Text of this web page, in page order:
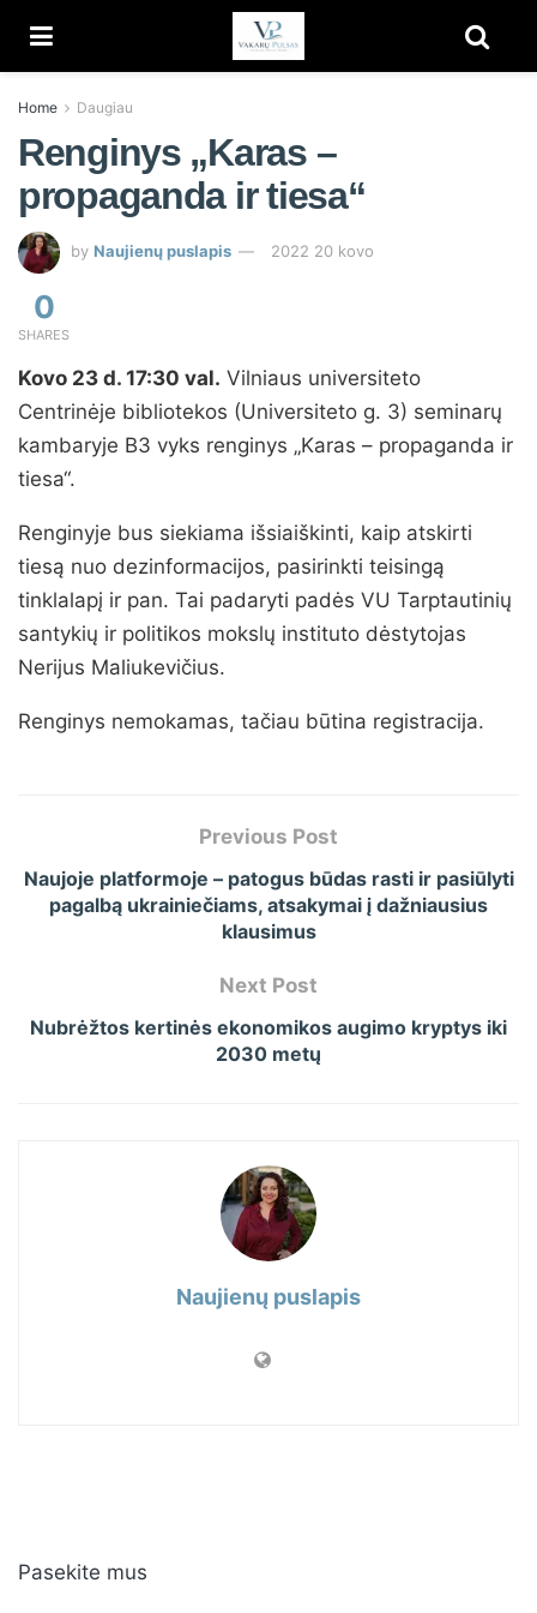
Home Daugiau
Renginys „Karas –
propaganda ir tiesa“
by Naujienų puslapis 2022 20 kovo
0
SHARES
Kovo 23 d. 17:30 val. Vilniaus universiteto
Centrinėje bibliotekos (Universiteto g. 3) seminarų
kambaryje B3 vyks renginys „Karas – propaganda ir
tiesa“.
Renginyje bus siekiama išsiaiškinti, kaip atskirti
tiesą nuo dezinformacijos, pasirinkti teisingą
tinklalapį ir pan. Tai padaryti padės VU Tarptautinių
santykių ir politikos mokslų instituto dėstytojas
Nerijus Maliukevičius.
Renginys nemokamas, tačiau būtina registracija.
Previous Post
Naujoje platformoje – patogus būdas rasti ir pasiūlyti
pagalbą ukrainiečiams, atsakymai į dažniausius
klausimus
Next Post
Nubrėžtos kertinės ekonomikos augimo kryptys iki
2030 metų
Naujienų puslapis
Pasekite mus